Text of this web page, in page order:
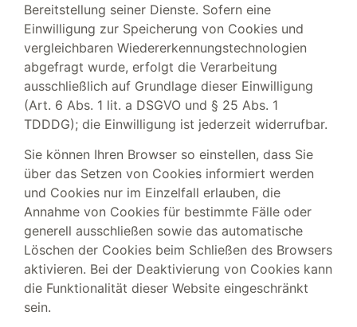
Bereitstellung seiner Dienste. Sofern eine
Einwilligung zur Speicherung von Cookies und
vergleichbaren Wiedererkennungstechnologien
abgefragt wurde, erfolgt die Verarbeitung
ausschließlich auf Grundlage dieser Einwilligung
(Art. 6 Abs. 1 lit. a DSGVO und § 25 Abs. 1
TDDDG); die Einwilligung ist jederzeit widerrufbar.
Sie können Ihren Browser so einstellen, dass Sie
über das Setzen von Cookies informiert werden
und Cookies nur im Einzelfall erlauben, die
Annahme von Cookies für bestimmte Fälle oder
generell ausschließen sowie das automatische
Löschen der Cookies beim Schließen des Browsers
aktivieren. Bei der Deaktivierung von Cookies kann
die Funktionalität dieser Website eingeschränkt
sein.